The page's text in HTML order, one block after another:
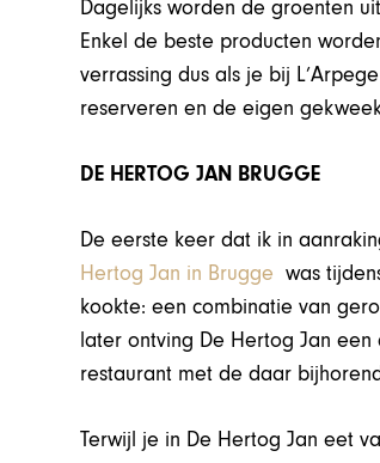
Dagelijks worden de groenten
Enkel de beste producten
verrassing dus als je bij
reserveren en de eigen
DE HERTOG JAN BRUGGE
De eerste keer dat ik in
Hertog Jan in Brugge was
kookte: een combinatie van
later ontving De Hertog Jan
restaurant met de daar
Terwijl je in De Hertog Jan eet